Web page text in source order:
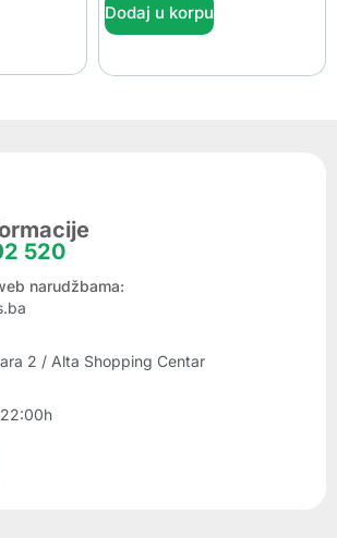
Dodaj u korpu
520
narudžbama:
2 / Alta Shopping Centar